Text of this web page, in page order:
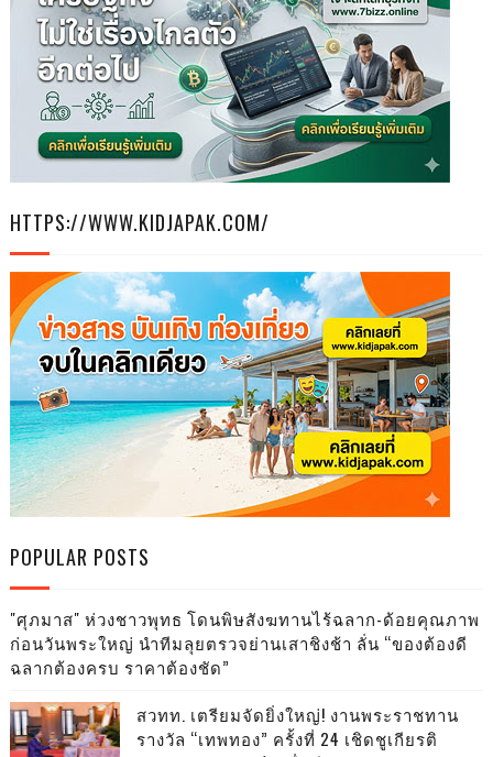
HTTPS://WWW.KIDJAPAK.COM/
POPULAR POSTS
"ศุภมาส" ห่วงชาวพุทธ โดนพิษสังฆทานไร้ฉลาก-ด้อยคุณภาพ
ก่อนวันพระใหญ่ นำทีมลุยตรวจย่านเสาชิงช้า ลั่น “ของต้องดี
ฉลากต้องครบ ราคาต้องชัด”
สวทท. เตรียมจัดยิ่งใหญ่! งานพระราชทาน
รางวัล “เทพทอง” ครั้งที่ 24 เชิดชูเกียรติ